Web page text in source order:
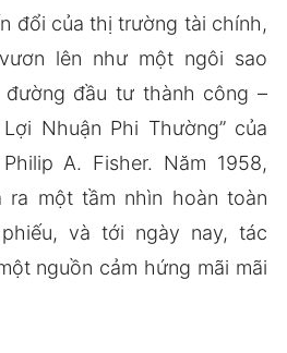
đổi của thị trường tài chính,
lên như một ngôi sao
đầu tư thành công –
Nhuận Phi Thường” của
A. Fisher. Năm 1958,
ra một tầm nhìn hoàn toàn
và tới ngày nay, tác
nguồn cảm hứng mãi mãi